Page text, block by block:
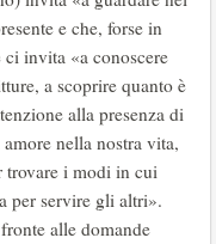
e che, forse in
invita «a conoscere
a scoprire quanto è
alla presenza di
nella nostra vita,
trovare i modi in cui
per servire gli altri».
alle domande